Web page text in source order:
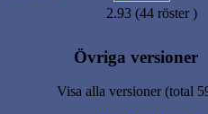
2.93 (44 röster )
Övriga versioner
Visa alla versioner (total